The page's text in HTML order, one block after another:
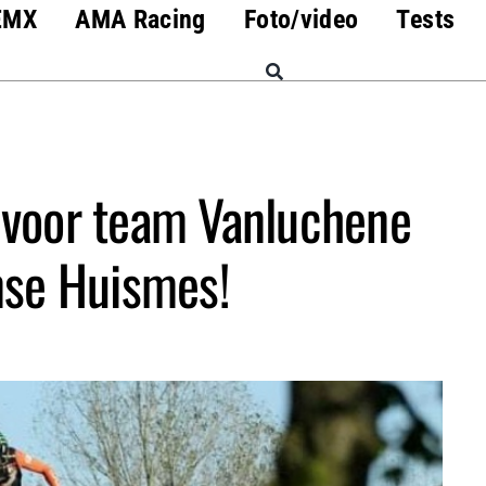
AMA Racing Foto/video Tests
team Vanluchene
Huismes!